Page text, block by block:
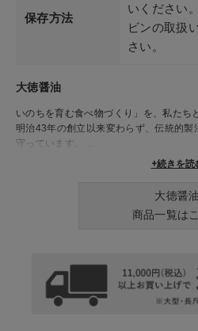
保存方法
いください。
ビンの取扱
さい。
大徳醤油
いのちを育む食べ物づくり」を、私たち
明治43年の創立以来変わらず、伝統的製
守っています。
醤油の原料となる植物や動物の「いのち
だからこそ、私たちは「いのちにダメー
的な天然醸造を守り続けています。
+続きを読
大徳醤油
商品一覧は